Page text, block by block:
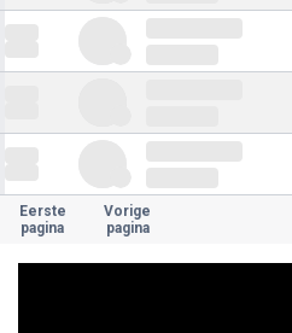
Eerste
pagina
Vorige
pagina